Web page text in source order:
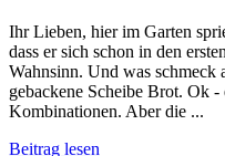
Ihr Lieben, hier im Garten
dass er sich schon in den
Wahnsinn. Und was schmeck
gebackene Scheibe Brot. Ok
Kombinationen. Aber die ...
Beitrag lesen